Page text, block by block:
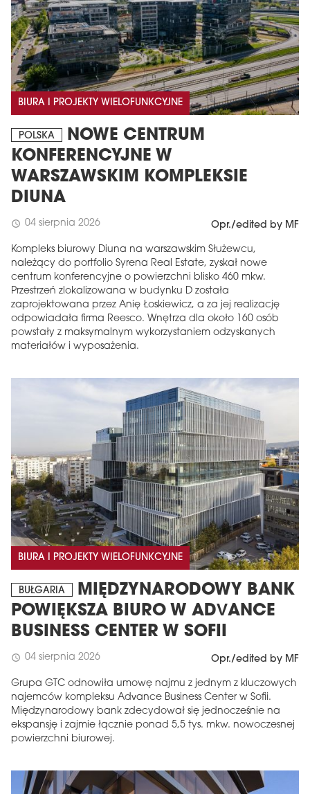
BIURA I PROJEKTY WIELOFUNKCYJNE
POLSKA
NOWE CENTRUM
KONFERENCYJNE W
WARSZAWSKIM KOMPLEKSIE
DIUNA
schedule 04 sierpnia 2026 Opr./edited by MF
Kompleks biurowy Diuna na warszawskim Służewcu,
należący do portfolio Syrena Real Estate, zyskał nowe
centrum konferencyjne o powierzchni blisko 460 mkw.
Przestrzeń zlokalizowana w budynku D została
zaprojektowana przez Anię Łoskiewicz, a za jej realizację
odpowiadała firma Reesco. Wnętrza dla około 160 osób
powstały z maksymalnym wykorzystaniem odzyskanych
materiałów i wyposażenia.
BIURA I PROJEKTY WIELOFUNKCYJNE
BUŁGARIA
MIĘDZYNARODOWY BANK
POWIĘKSZA BIURO W ADVANCE
BUSINESS CENTER W SOFII
schedule 04 sierpnia 2026 Opr./edited by MF
Grupa GTC odnowiła umowę najmu z jednym z kluczowych
najemców kompleksu Advance Business Center w Sofii.
Międzynarodowy bank zdecydował się jednocześnie na
ekspansję i zajmie łącznie ponad 5,5 tys. mkw. nowoczesnej
powierzchni biurowej.